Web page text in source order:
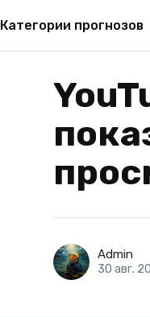
Категории прогнозов
Admin
30 авг.